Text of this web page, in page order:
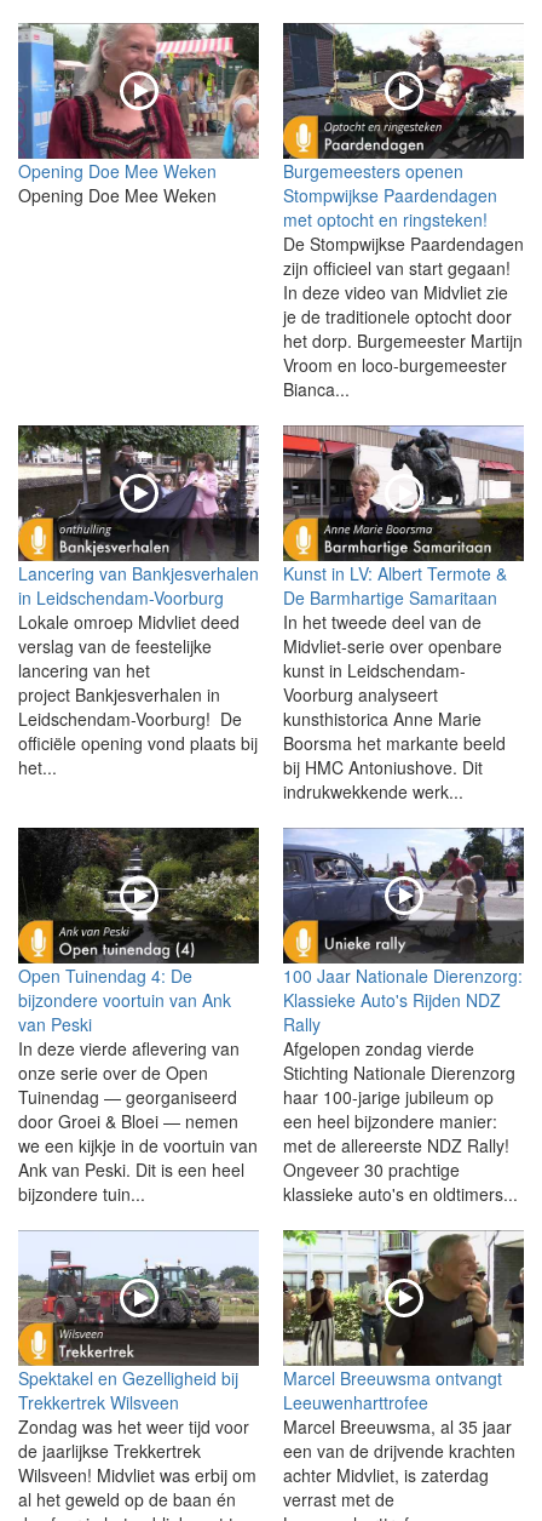
Opening Doe Mee Weken
Opening Doe Mee Weken
Burgemeesters openen
Stompwijkse Paardendagen
met optocht en ringsteken!
De Stompwijkse Paardendagen
zijn officieel van start gegaan!
In deze video van Midvliet zie
je de traditionele optocht door
het dorp. Burgemeester Martijn
Vroom en loco-burgemeester
Bianca...
Lancering van Bankjesverhalen
in Leidschendam-Voorburg
Lokale omroep Midvliet deed
verslag van de feestelijke
lancering van het
project Bankjesverhalen in
Leidschendam-Voorburg! De
officiële opening vond plaats bij
het...
Kunst in LV: Albert Termote &
De Barmhartige Samaritaan
In het tweede deel van de
Midvliet-serie over openbare
kunst in Leidschendam-
Voorburg analyseert
kunsthistorica Anne Marie
Boorsma het markante beeld
bij HMC Antoniushove. Dit
indrukwekkende werk...
Open Tuinendag 4: De
bijzondere voortuin van Ank
van Peski
In deze vierde aflevering van
onze serie over de Open
Tuinendag — georganiseerd
door Groei & Bloei — nemen
we een kijkje in de voortuin van
Ank van Peski. Dit is een heel
bijzondere tuin...
100 Jaar Nationale Dierenzorg:
Klassieke Auto's Rijden NDZ
Rally
Afgelopen zondag vierde
Stichting Nationale Dierenzorg
haar 100-jarige jubileum op
een heel bijzondere manier:
met de allereerste NDZ Rally!
Ongeveer 30 prachtige
klassieke auto's en oldtimers...
Spektakel en Gezelligheid bij
Trekkertrek Wilsveen
Zondag was het weer tijd voor
de jaarlijkse Trekkertrek
Wilsveen! Midvliet was erbij om
al het geweld op de baan én
Marcel Breeuwsma ontvangt
Leeuwenharttrofee
Marcel Breeuwsma, al 35 jaar
een van de drijvende krachten
achter Midvliet, is zaterdag
verrast met de